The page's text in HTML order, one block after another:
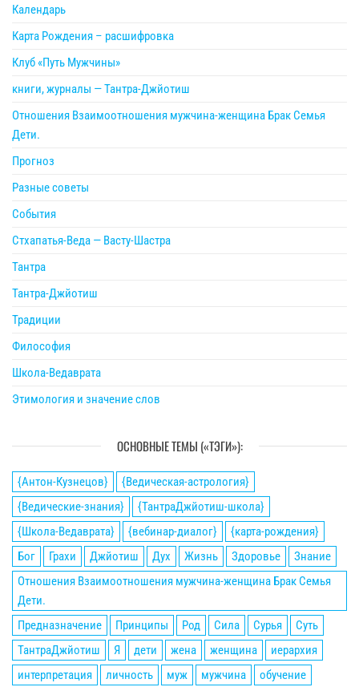
Календарь
Карта Рождения – расшифровка
Клуб «Путь Мужчины»
книги, журналы — Тантра-Джйотиш
Отношения Взаимоотношения мужчина-женщина Брак Семья
Дети.
Прогноз
Разные советы
События
Стхапатья-Веда — Васту-Шастра
Тантра
Тантра-Джйотиш
Традиции
Философия
Школа-Ведаврата
Этимология и значение слов
ОСНОВНЫЕ ТЕМЫ («ТЭГИ»):
{Антон-Кузнецов}
{Ведическая-астрология}
{Ведические-знания}
{ТантраДжйотиш-школа}
{Школа-Ведаврата}
{вебинар-диалог}
{карта-рождения}
Бог
Грахи Джйотиш Дух Жизнь Здоровье
Знание
Отношения Взаимоотношения мужчина-женщина Брак Семья
Дети.
Предназначение
Принципы Род Сила Сурья
Суть
ТантраДжйотиш
Я дети жена женщина
иерархия
интерпретация
личность муж мужчина обучение